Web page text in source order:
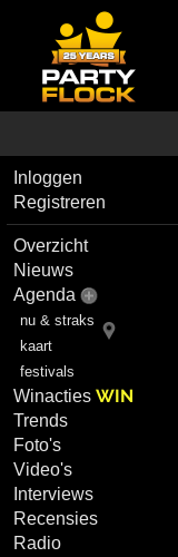
Inloggen
Registreren
Overzicht
Nieuws
Agenda
nu & straks
kaart
festivals
WinactiesWIN
Trends
Foto's
Video's
Interviews
Recensies
Radio